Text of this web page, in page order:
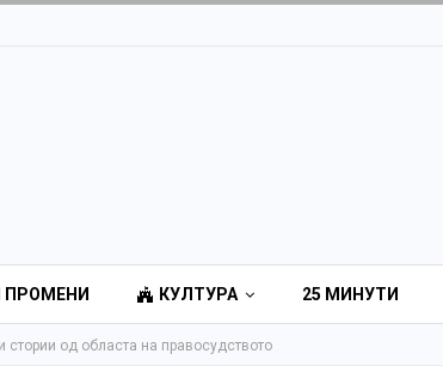
ПРОМЕНИ КУЛТУРА 25 МИНУТИ
стории од областа на правосудството